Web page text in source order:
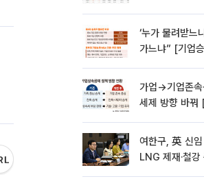
‘누가 물려받느
가느냐” [기업
가업→기업존
세제 방향 바꿔
여한구, 英 신
LNG 제재·철